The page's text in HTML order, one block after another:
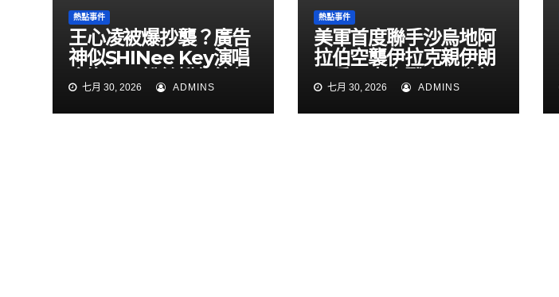
熱點事件
王心凌被爆抄襲？廣告
神似SHINee Key演唱
會海報 粉絲揪細節怒
了七月 30, 2026 ADMINS
熱點事件
美軍首度聯手沙烏地阿
拉伯空襲伊拉克親伊朗
民兵！中東戰火再升級
七月 30, 2026 ADMINS